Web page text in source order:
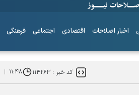
اخبار اصلاحات اقتصادی اجتماعی فرهنگی
کد خبر :۱۱۴۲۶۳ ۱۱:۴۸